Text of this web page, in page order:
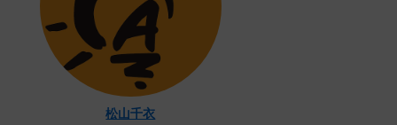
松山千衣